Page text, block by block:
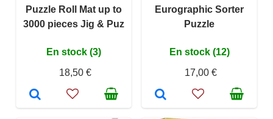
Puzzle Roll Mat up to
3000 pieces Jig & Puz
En stock (3)
18,50 €
Eurographic Sorter
Puzzle
En stock (12)
17,00 €